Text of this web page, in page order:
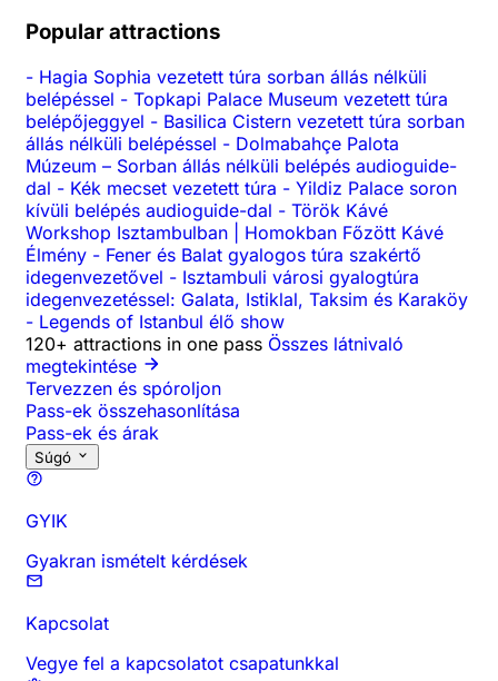
Popular attractions
- Hagia Sophia vezetett túra sorban állás nélküli
belépéssel - Topkapi Palace Museum vezetett túra
belépőjeggyel - Basilica Cistern vezetett túra sorban
állás nélküli belépéssel - Dolmabahçe Palota
Múzeum – Sorban állás nélküli belépés audioguide-
dal - Kék mecset vezetett túra - Yildiz Palace soron
kívüli belépés audioguide-dal - Török Kávé
Workshop Isztambulban | Homokban Főzött Kávé
Élmény - Fener és Balat gyalogos túra szakértő
idegenvezetővel - Isztambuli városi gyalogtúra
idegenvezetéssel: Galata, Istiklal, Taksim és Karaköy
- Legends of Istanbul élő show
120+ attractions in one pass Összes látnivaló
megtekintése
Tervezzen és spóroljon
Pass-ek összehasonlítása
Pass-ek és árak
Súgó
GYIK
Gyakran ismételt kérdések
Kapcsolat
Vegye fel a kapcsolatot csapatunkkal